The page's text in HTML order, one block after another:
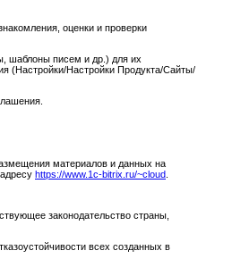
оценки и проверки
шаблоны писем и др.) для их
(Настройки/Настройки Продукта/Сайты/
материалов и данных на
https://www.1c-bitrix.ru/~cloud
законодательство страны,
всех созданных в